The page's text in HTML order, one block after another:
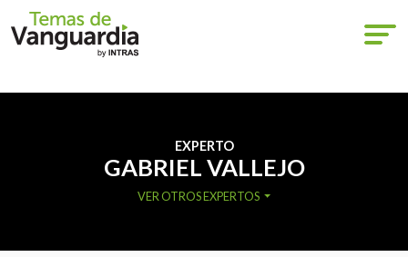
EXPERTO
GABRIEL VALLEJO
VER OTROS EXPERTOS